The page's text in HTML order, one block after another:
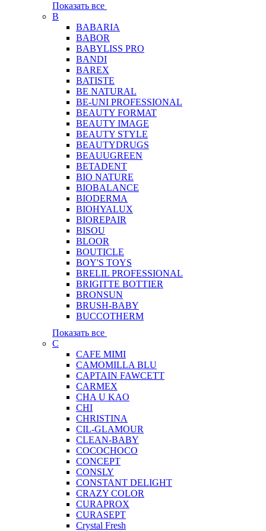
Показать все
B
BABARIA
BABOR
BABYLISS PRO
BANDI
BAREX
BATISTE
BE NATURAL
BE-UNI PROFESSIONAL
BEAUTY FORMAT
BEAUTY IMAGE
BEAUTY STYLE
BEAUTYDRUGS
BEAUUGREEN
BETADENT
BIO NATURE
BIOBALANCE
BIODERMA
BIOHYALUX
BIOREPAIR
BISOU
BLOOR
BOUTICLE
BOY'S TOYS
BRELIL PROFESSIONAL
BRIGITTE BOTTIER
BRONSUN
BRUSH-BABY
BUCCOTHERM
Показать все
C
CAFE MIMI
CAMOMILLA BLU
CAPTAIN FAWCETT
CARMEX
CHA U KAO
CHI
CHRISTINA
CIL-GLAMOUR
CLEAN-BABY
COCOCHOCO
CONCEPT
CONSLY
CONSTANT DELIGHT
CRAZY COLOR
CURAPROX
CURASEPT
Crystal Fresh